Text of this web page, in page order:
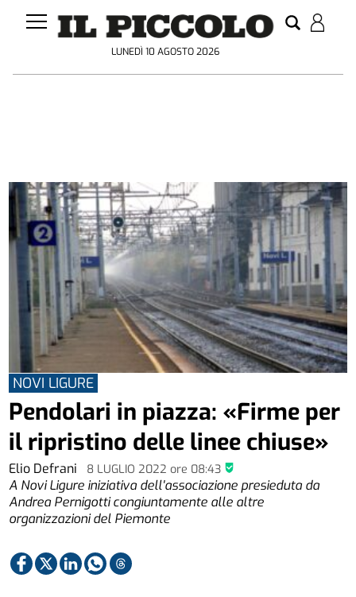
LUNEDÌ 10 AGOSTO 2026
Elio Defrani 8 LUGLIO 2022ore 08:43
NOVI LIGURE
Pendolari in piazza: «Firme per
il ripristino delle linee chiuse»
A Novi Ligure iniziativa dell'associazione presieduta da
Andrea Pernigotti congiuntamente alle altre
organizzazioni del Piemonte